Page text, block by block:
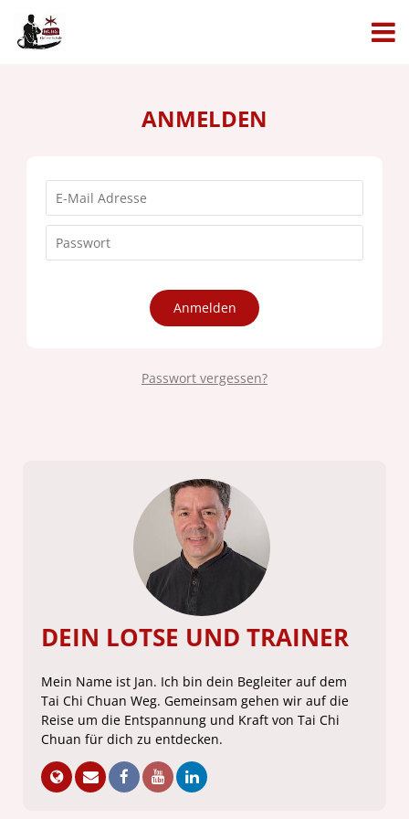
ANMELDEN
Anmelden
Passwort vergessen?
DEIN LOTSE UND TRAINER
Mein Name ist Jan. Ich bin dein Begleiter auf dem
Tai Chi Chuan Weg. Gemeinsam gehen wir auf die
Reise um die Entspannung und Kraft von Tai Chi
Chuan für dich zu entdecken.